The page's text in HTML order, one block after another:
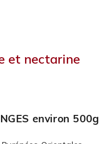
et nectarine
environ 500g